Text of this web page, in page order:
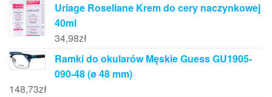
Uriage Roseliane Krem do cery naczynkowej
40ml
34,98zł
Ramki do okularów Męskie Guess GU1905-
090-48 (ø 48 mm)
148,73zł